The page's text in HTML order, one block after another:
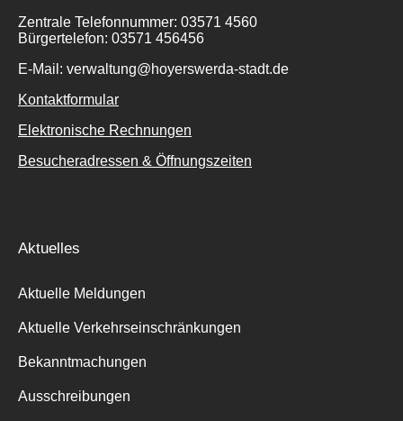
Zentrale Telefonnummer: 03571 4560
Bürgertelefon: 03571 456456
E-Mail: verwaltung@hoyerswerda-stadt.de
Kontaktformular
Elektronische Rechnungen
Besucheradressen & Öffnungszeiten
Aktuelles
Aktuelle Meldungen
Aktuelle Verkehrseinschränkungen
Bekanntmachungen
Ausschreibungen